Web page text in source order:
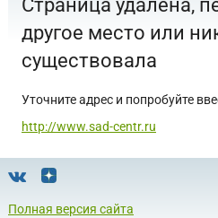
Страница удалена,
другое место или
существовала
Уточните адрес и попробуйте
http://www.sad-centr.ru
Полная версия сайта